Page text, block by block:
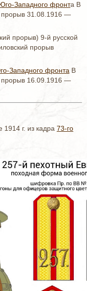
Западного фронта В
прорыв 31.08.1916 —
прорыв) 9-й русской
прорыв
Западного фронта В
прорыв 16.09.1916 —
г. из кадра 73-го